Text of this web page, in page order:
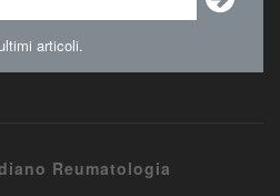
articoli.
Reumatologia